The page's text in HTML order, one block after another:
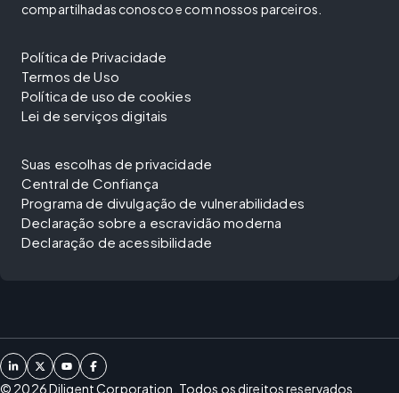
compartilhadas conosco e com nossos parceiros.
Política de Privacidade
Termos de Uso
Política de uso de cookies
Lei de serviços digitais
Suas escolhas de privacidade
Central de Confiança
Programa de divulgação de vulnerabilidades
Declaração sobre a escravidão moderna
Declaração de acessibilidade
© 2026Diligent Corporation. Todos os direitos reservados.